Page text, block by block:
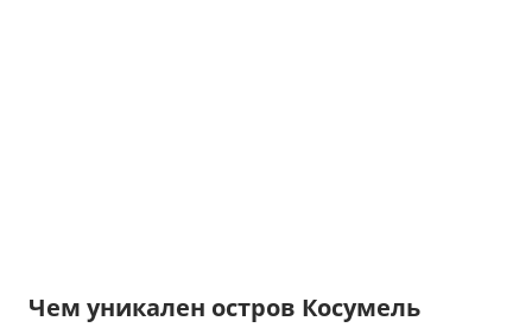
Чем уникален остров Косумель